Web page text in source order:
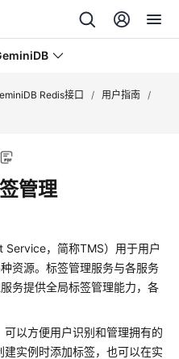
Redis接口 / 用户指南 /
管理
，简称TMS）用于用户
资源。标签管理服务与各服务
务提供全局标签管理能力，各
可以方便用户识别和管理拥有的
建实例时添加标签，也可以在实